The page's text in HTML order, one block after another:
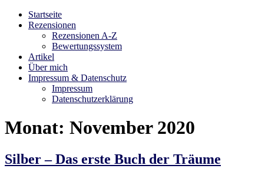
Bibliophilara
Möge die Liebe zu Büchern niemals enden
Startseite
Rezensionen
Rezensionen A-Z
Bewertungssystem
Artikel
Über mich
Impressum & Datenschutz
Impressum
Datenschutzerklärung
Monat: November 2020
Silber – Das erste Buch der Träume